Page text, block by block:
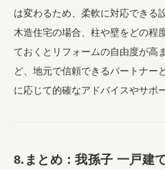
は変わるため、柔軟に対応できる
木造住宅の場合、柱や壁をどの程
ておくとリフォームの自由度が高
ど、地元で信頼できるパートナー
に応じて的確なアドバイスやサポ
8.まとめ：我孫子 一戸建